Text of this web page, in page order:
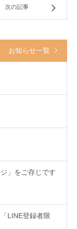
次の記事
お知らせ一覧
」をご存じです
LINE登録者限